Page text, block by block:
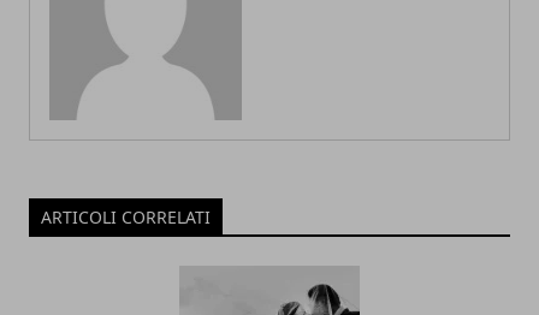
ARTICOLI CORRELATI